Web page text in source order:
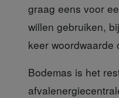
graag eens voor
willen gebruiken,
keer woordwaarde
Bodemas is het